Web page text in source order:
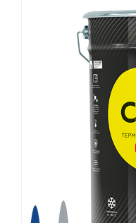
и эмали